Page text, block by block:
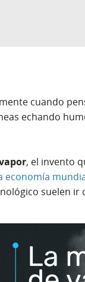
cuando
echando
, el invento
economía
suelen ir